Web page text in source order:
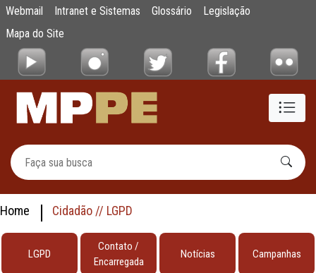
Pular para o Conteúdo principal
testes
Webmail Intranet e Sistemas Glossário
Legislação
Mapa do Site
Home Cidadão // LGPD
LGPD
Contato /
Encarregada
Notícias Campanhas